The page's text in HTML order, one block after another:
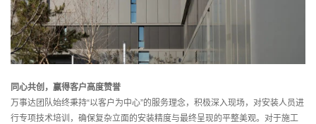
同心共创，赢得客户高度赞誉
万事达团队始终秉持“以客户为中心”的服务理念，积极深入现场，对安装人员进
行专项技术培训，确保复杂立面的安装精度与最终呈现的平整美观。对于施工